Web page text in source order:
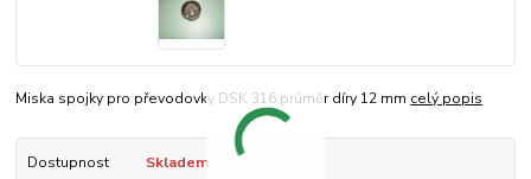
Miska spojky pro převodovky DSK 316,průměr díry 12 mm celý popis
Dostupnost Skladem